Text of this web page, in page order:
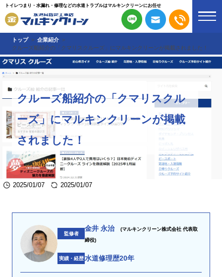
トイレつまり・水漏れ・修理などの水道トラブルはマルキンクリーンにお任せ
トップ
企業紹介
クルーズ船紹介の「クマリスクルーズ」にマルキンクリーンが掲載されました！
クルーズ船紹介の「クマリスクル
ーズ」にマルキンクリーンが掲載
されました！
2025/01/07 2025/01/07
監修者
金井 永治
(マルキンクリーン株式会社 代表取
締役)
実績・経歴 水道修理歴20年